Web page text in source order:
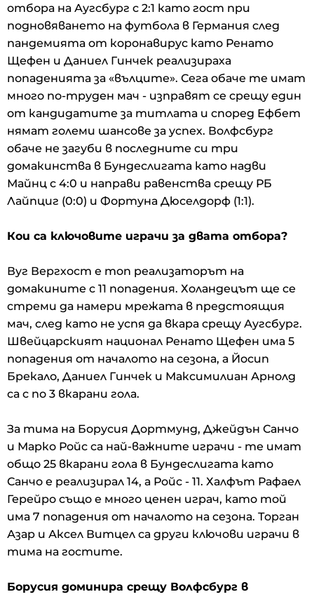
отбора на Аугсбург с 2:1 като гост при
подновяването на футбола в Германия след
пандемията от коронавирус като Ренато
Щефен и Даниел Гинчек реализираха
попаденията за «вълците». Сега обаче те имат
много по-труден мач - изправят се срещу един
от кандидатите за титлата и според Ефбет
нямат големи шансове за успех. Волфсбург
обаче не загуби в последните си три
домакинства в Бундеслигата като надви
Майнц с 4:0 и направи равенства срещу РБ
Лайпциг (0:0) и Фортуна Дюселдорф (1:1).
Кои са ключовите играчи за двата отбора?
Вуг Вергхост е топ реализаторът на
домакините с 11 попадения. Холандецът ще се
стреми да намери мрежата в предстоящия
мач, след като не успя да вкара срещу Аугсбург.
Швейцарският национал Ренато Щефен има 5
попадения от началото на сезона, а Йосип
Брекало, Даниел Гинчек и Максимилиан Арнолд
са с по 3 вкарани гола.
За тима на Борусия Дортмунд, Джейдън Санчо
и Марко Ройс са най-важните играчи - те имат
общо 25 вкарани гола в Бундеслигата като
Санчо е реализирал 14, а Ройс - 11. Халфът Рафаел
Герейро също е много ценен играч, като той
има 7 попадения от началото на сезона. Торган
Азар и Аксел Витцел са други ключови играчи в
тима на гостите.
Борусия доминира срещу Волфсбург в